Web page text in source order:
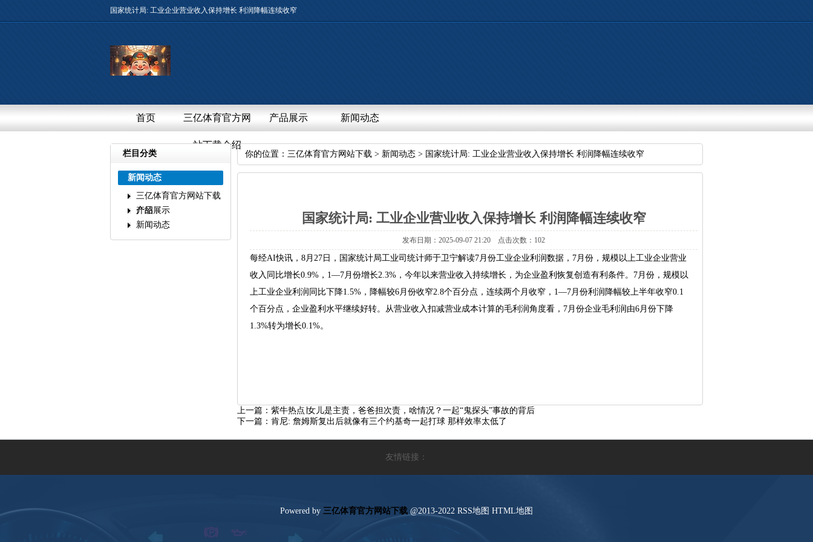
国家统计局:工业企业营业收入保持增长利润降幅连续收窄
首页 三亿体育官方网
站下载介绍
产品展示 新闻动态
栏目分类
新闻动态
三亿体育官方网站下载
介绍
产品展示
新闻动态
你的位置： 三亿体育官方网站下载 > 新闻动态 >国家统计局:工业企业营业收入保持增长利润降幅连续收窄
国家统计局:工业企业营业收入保持增长利润降幅连续收窄
发布日期：2025-09-0721:20点击次数：102
每经AI快讯，8月27日，国家统计局工业司统计师于卫宁解读7月份工业企业利润数据，7月份，规模以上工业企业营业
收入同比增长0.9%，1—7月份增长2.3%，今年以来营业收入持续增长，为企业盈利恢复创造有利条件。7月份，规模以
上工业企业利润同比下降1.5%，降幅较6月份收窄2.8个百分点，连续两个月收窄，1—7月份利润降幅较上半年收窄0.1
个百分点，企业盈利水平继续好转。从营业收入扣减营业成本计算的毛利润角度看，7月份企业毛利润由6月份下降
1.3%转为增长0.1%。
上一篇： 紫牛热点∣女儿是主责，爸爸担次责，啥情况？一起“鬼探头”事故的背后
下一篇： 肯尼:詹姆斯复出后就像有三个约基奇一起打球那样效率太低了
友情链接：
Poweredby 三亿体育官方网站下载 @2013-2022 RSS地图 HTML地图